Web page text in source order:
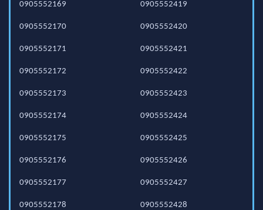
0905552169
0905552170
0905552171
0905552172
0905552173
0905552174
0905552175
0905552176
0905552177
0905552178
0905552419
0905552420
0905552421
0905552422
0905552423
0905552424
0905552425
0905552426
0905552427
0905552428